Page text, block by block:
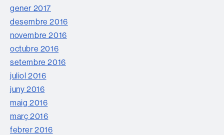
gener 2017
desembre 2016
novembre 2016
octubre 2016
setembre 2016
juliol 2016
juny 2016
maig 2016
març 2016
febrer 2016